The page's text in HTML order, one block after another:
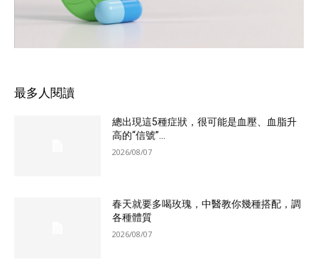
最多人閱讀
總出現這5種症狀，很可能是血壓、血脂升
高的“信號”...
2026/08/07
春天就要多喝玫瑰，中醫教你幾種搭配，調
各種體質
2026/08/07